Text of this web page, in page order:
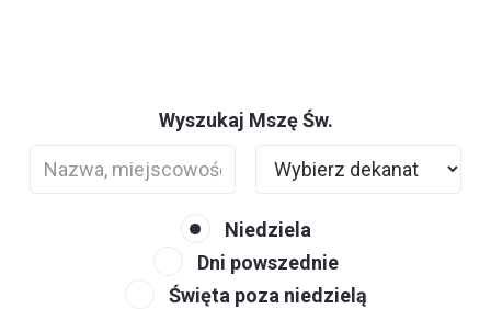
Wyszukaj Mszę Św.
Niedziela
Dni powszednie
Święta poza niedzielą